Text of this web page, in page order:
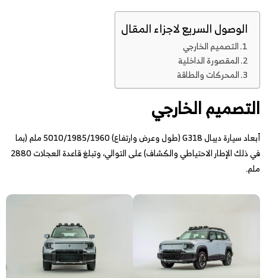
الوصول السريع لاجزاء المقال
التصميم الخارجي
المقصورة الداخلية
المحركات والطاقة
التصميم الخارجي
أبعاد سيارة ديبال G318 (طول وعرض وارتفاع) 5010/1985/1960 ملم (بما
في ذلك الإطار الاحتياطي والكشاف) على التوالي، وتبلغ قاعدة العجلات 2880
ملم.